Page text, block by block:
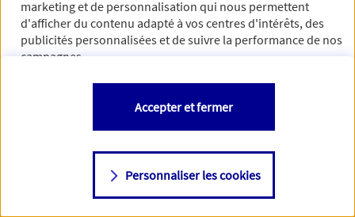
> Nous contacter
marketing et de personnalisation qui nous permettent
d'afficher du contenu adapté à vos centres d'intérêts, des
publicités personnalisées et de suivre la performance de nos
campagnes.
Vous êtes libre de les accepter, de les refuser comme de
changer d'avis à tout moment en allant sur
Consulter notre politique decookies
Personnaliser les cookies
Accepter et fermer